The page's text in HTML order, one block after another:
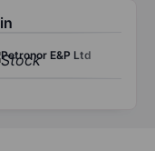
Petronor E&P Ltd